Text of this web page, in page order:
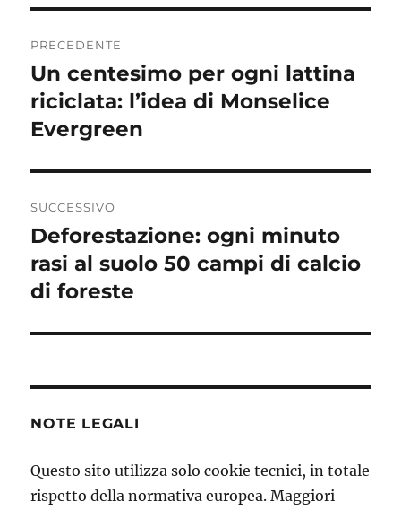
articoli
PRECEDENTE
Articolo
precedente:
Un centesimo per ogni lattina
riciclata: l’idea di Monselice
Evergreen
SUCCESSIVO
Articolo
successivo:
Deforestazione: ogni minuto
rasi al suolo 50 campi di calcio
di foreste
NOTE LEGALI
Questo sito utilizza solo cookie tecnici, in totale
rispetto della normativa europea. Maggiori